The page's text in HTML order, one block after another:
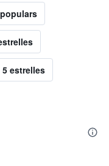
estrelles